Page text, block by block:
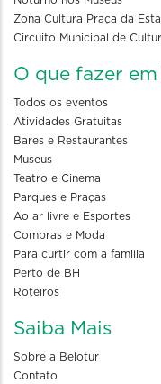
Zona Cultura Praça da
Circuito Municipal de
O que fazer em
Todos os eventos
Atividades Gratuitas
Bares e Restaurantes
Museus
Teatro e Cinema
Parques e Praças
Ao ar livre e Esportes
Compras e Moda
Para curtir com a familia
Perto de BH
Roteiros
Saiba Mais
Sobre a Belotur
Contato